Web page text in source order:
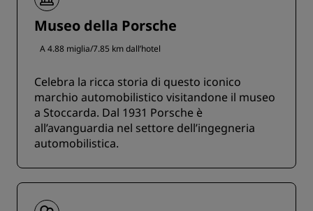
Museo della Porsche
A 4.88 miglia/7.85 km dall’hotel
Celebra la ricca storia di questo iconico
marchio automobilistico visitandone il museo
a Stoccarda. Dal 1931 Porsche è
all’avanguardia nel settore dell’ingegneria
automobilistica.